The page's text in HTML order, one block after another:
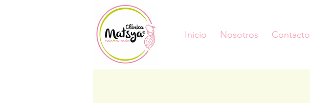
Inicio Nosotros Contacto